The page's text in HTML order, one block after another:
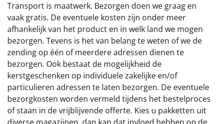
Transport is maatwerk. Bezorgen doen we graag en
vaak gratis. De eventuele kosten zijn onder meer
afhankelijk van het product en in welk land we mogen
bezorgen. Tevens is het van belang te weten of we de
zending op één of meerdere adressen dienen te
bezorgen. Ook bestaat de mogelijkheid de
kerstgeschenken op individuele zakelijke en/of
particulieren adressen te laten bezorgen. De eventuele
bezorgkosten worden vermeld tijdens het bestelproces
of staan in de vrijblijvende offerte. Kies u pakketten uit